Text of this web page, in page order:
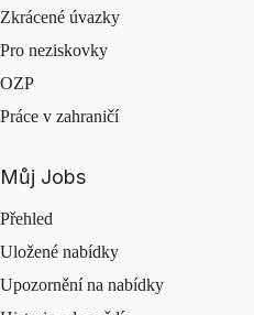
Zkrácené úvazky
Pro neziskovky
OZP
Práce v zahraničí
Můj Jobs
Přehled
Uložené nabídky
Upozornění na nabídky